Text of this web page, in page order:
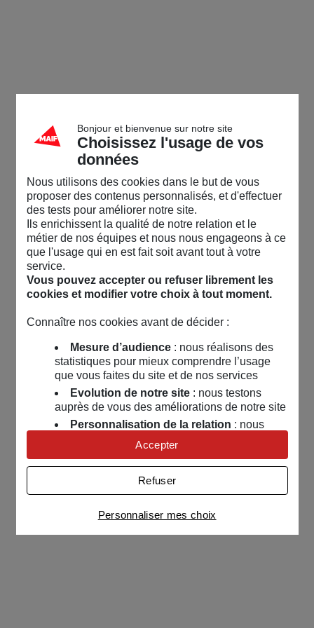
Bonjour et bienvenue sur notre site
Choisissez l'usage de vos
données
Nous utilisons des cookies dans le but de vous
proposer des contenus personnalisés, et d'effectuer
des tests pour améliorer notre site.
Ils enrichissent la qualité de notre relation et le
métier de nos équipes et nous nous engageons à ce
que l'usage qui en est fait soit avant tout à votre
service.
Vous pouvez accepter ou refuser librement les
cookies et modifier votre choix à tout moment.
Connaître nos cookies avant de décider :
Mesure d’audience: nous réalisons des
statistiques pour mieux comprendre l’usage
que vous faites du site et de nos services
Evolution de notre site: nous testons
auprès de vous des améliorations de notre site
Personnalisation de la relation : nous
nous servons de cookies pour adapter nos
contenus et personnaliser nos offres
Univers publicitaire: nous utilisons avec
nos partenaires des cookies pour afficher des
publicités personnalisées
Connaître notre politique cookies et la liste de nos
partenaires
Personnaliser mes choix
Refuser
Accepter